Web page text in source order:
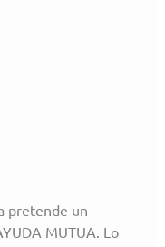
pretende un
MUTUA. Lo